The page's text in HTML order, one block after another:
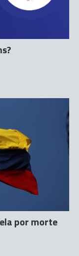
por morte